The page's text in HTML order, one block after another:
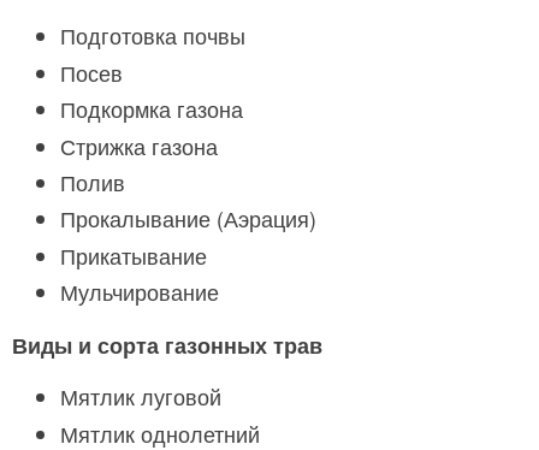
Подготовка почвы
Посев
Подкормка газона
Стрижка газона
Полив
Прокалывание (Аэрация)
Прикатывание
Мульчирование
Виды и сорта газонных трав
Мятлик луговой
Мятлик однолетний